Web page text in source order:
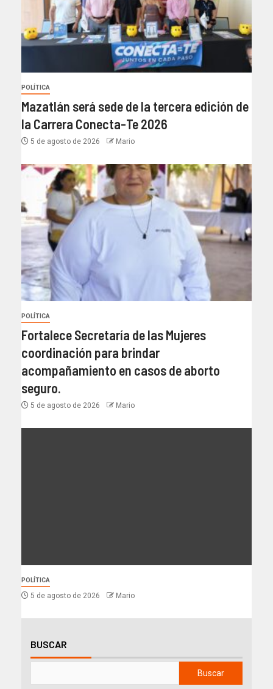
POLÍTICA
Mazatlán será sede de la tercera edición de
la Carrera Conecta-Te 2026
5 de agosto de 2026 Mario
POLÍTICA
Fortalece Secretaría de las Mujeres
coordinación para brindar
acompañamiento en casos de aborto
seguro.
5 de agosto de 2026 Mario
POLÍTICA
5 de agosto de 2026 Mario
BUSCAR
Buscar